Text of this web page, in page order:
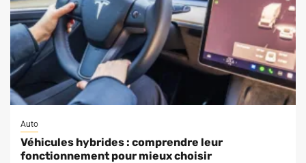
Auto
Véhicules hybrides : comprendre leur
fonctionnement pour mieux choisir